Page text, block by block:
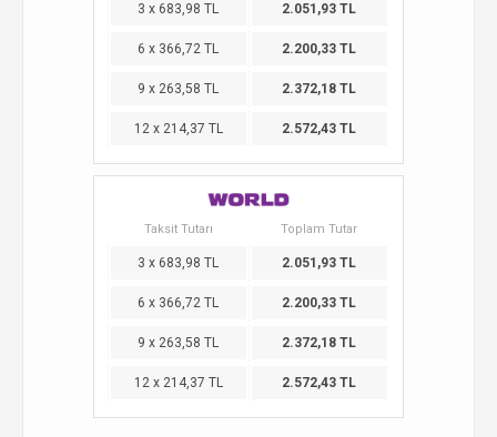
3 x 683,98 TL 2.051,93 TL
6 x 366,72 TL 2.200,33 TL
9 x 263,58 TL 2.372,18 TL
12 x 214,37 TL 2.572,43 TL
Taksit Tutarı Toplam Tutar
3 x 683,98 TL 2.051,93 TL
6 x 366,72 TL 2.200,33 TL
9 x 263,58 TL 2.372,18 TL
12 x 214,37 TL 2.572,43 TL